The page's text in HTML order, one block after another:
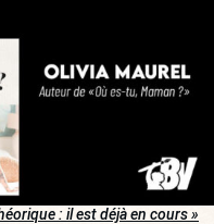
: il est déjà en cours »